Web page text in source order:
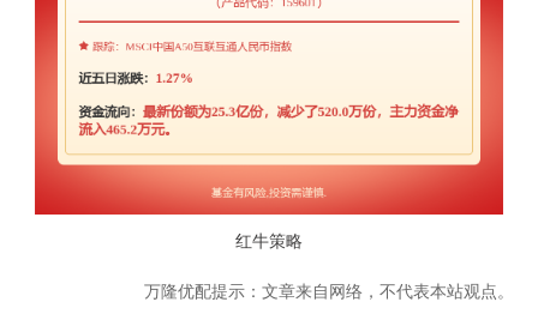
红牛策略
万隆优配提示：文章来自网络，不代表本站观点。